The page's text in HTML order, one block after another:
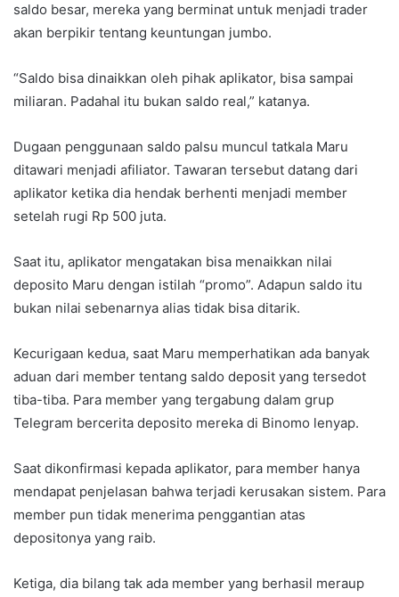
saldo besar, mereka yang berminat untuk menjadi trader
akan berpikir tentang keuntungan jumbo.
“Saldo bisa dinaikkan oleh pihak aplikator, bisa sampai
miliaran. Padahal itu bukan saldo real,” katanya.
Dugaan penggunaan saldo palsu muncul tatkala Maru
ditawari menjadi afiliator. Tawaran tersebut datang dari
aplikator ketika dia hendak berhenti menjadi member
setelah rugi Rp 500 juta.
Saat itu, aplikator mengatakan bisa menaikkan nilai
deposito Maru dengan istilah “promo”. Adapun saldo itu
bukan nilai sebenarnya alias tidak bisa ditarik.
Kecurigaan kedua, saat Maru memperhatikan ada banyak
aduan dari member tentang saldo deposit yang tersedot
tiba-tiba. Para member yang tergabung dalam grup
Telegram bercerita deposito mereka di Binomo lenyap.
Saat dikonfirmasi kepada aplikator, para member hanya
mendapat penjelasan bahwa terjadi kerusakan sistem. Para
member pun tidak menerima penggantian atas
depositonya yang raib.
Ketiga, dia bilang tak ada member yang berhasil meraup